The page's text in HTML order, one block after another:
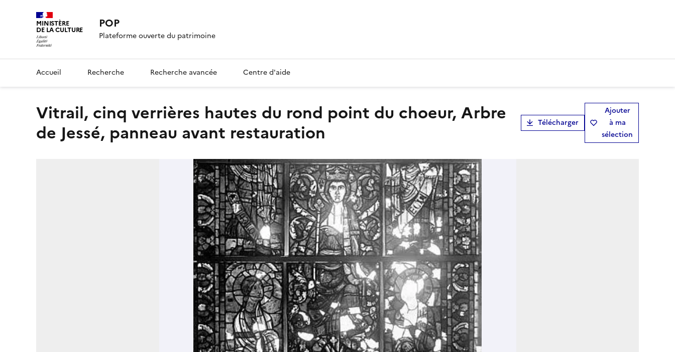
MINISTÈRE
DE LA CULTURE POP
Plateforme ouverte du patrimoine
Accueil Recherche Recherche avancée Centre d'aide
Vitrail, cinq verrières hautes du rond point du choeur, Arbre
de Jessé, panneau avant restauration
Télécharger
Ajouter
à ma
sélection